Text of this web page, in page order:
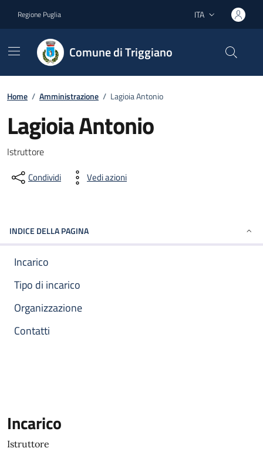
Regione Puglia Lingua attiva:
ITA
Comune di Triggiano
Home / Amministrazione / Lagioia Antonio
Lagioia Antonio
Dettagli del documento
Istruttore
Condividi Vedi azioni
INDICE DELLA PAGINA
Incarico
Tipo di incarico
Organizzazione
Contatti
Incarico
Istruttore